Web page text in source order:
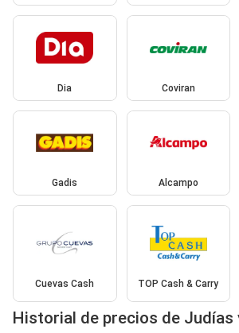
Dia Coviran
Gadis Alcampo
Cuevas Cash TOP Cash & Carry
Historial de precios de